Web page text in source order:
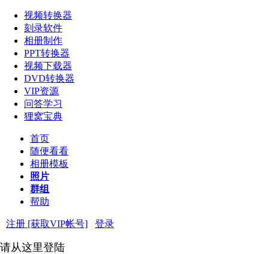
视频转换器
刻录软件
相册制作
PPT转换器
视频下载器
DVD转换器
VIP资源
问答学习
狸窝宝典
首页
随便看看
相册模板
照片
群组
帮助
注册 [获取VIP帐号] 登录
请从这里登陆